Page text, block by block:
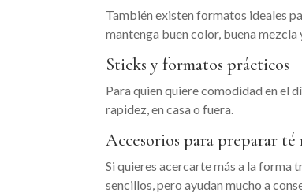
También existen formatos ideales
mantenga buen color, buena
Sticks y formatos prácticos
Para quien quiere comodidad en el
rapidez, en casa o fuera.
Accesorios para preparar té
Si quieres acercarte más a la forma
sencillos, pero ayudan mucho a